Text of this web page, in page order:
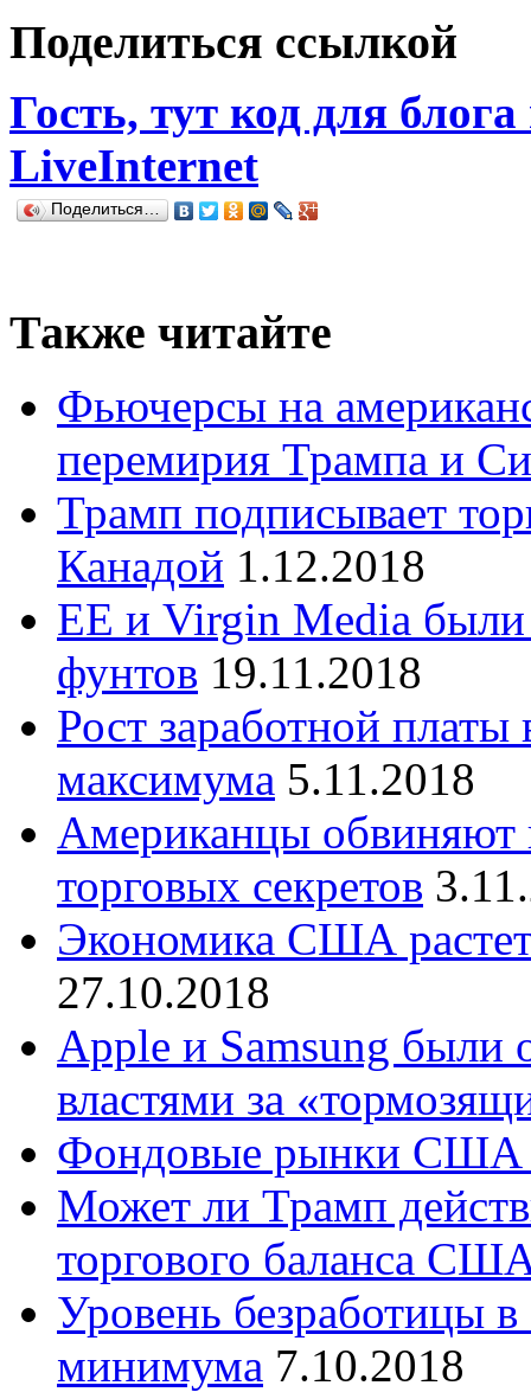
Поделиться ссылкой
Гость, тут код для
LiveInternet
Поделиться…
Также читайте
Фьючерсы на
перемирия Трампа и
Трамп подписывает
Канадой 1.12.2018
EE и Virgin Media
фунтов 19.11.2018
Рост заработной
максимума 5.11.2018
Американцы обвиняют
торговых секретов
Экономика США
27.10.2018
Apple и Samsung были
властями за
Фондовые рынки США
Может ли Трамп
торгового баланса
Уровень безработицы
минимума 7.10.2018